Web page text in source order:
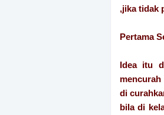
,jika tidak
Pertama
Idea itu
di
bila di